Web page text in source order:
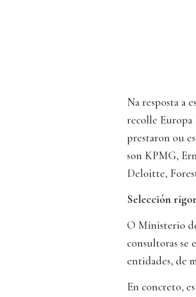
Na resposta a
recolle Europa
prestaron ou
son KPMG,
Deloitte,
Selección
O Ministerio
consultoras se
entidades, de
En concreto,